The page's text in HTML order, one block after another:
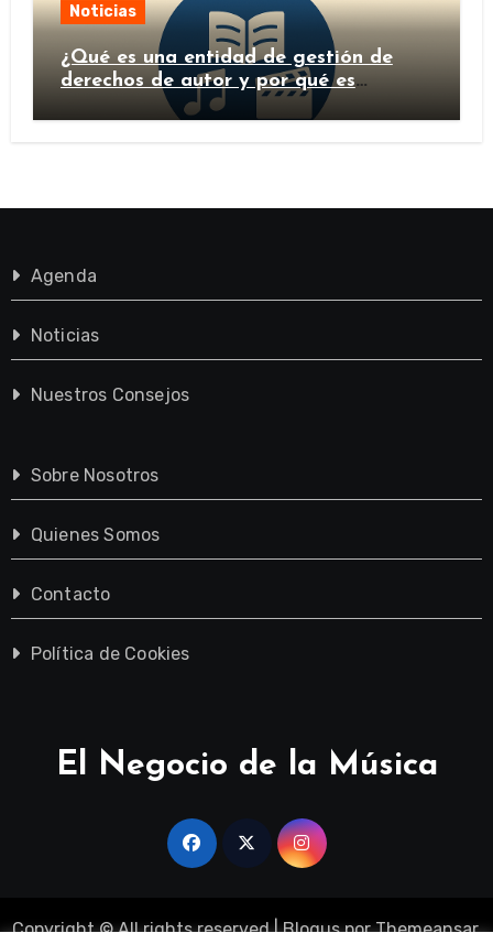
Noticias
¿Qué es una entidad de gestión de
derechos de autor y por qué es
importante?
Agenda
Noticias
Nuestros Consejos
Sobre Nosotros
Quienes Somos
Contacto
Política de Cookies
El Negocio de la Música
Copyright © All rights reserved |BlogusporThemeansar.